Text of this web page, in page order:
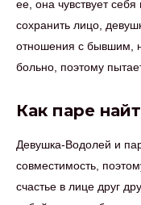
ее, она чувствует
сохранить лицо,
отношения с бывшим,
больно, поэтому
Как паре
Девушка-Водолей и
совместимость,
счастье в лице друг